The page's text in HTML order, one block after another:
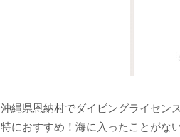
沖縄県恩納村でダイビングライセン
特におすすめ！海に入ったことがな